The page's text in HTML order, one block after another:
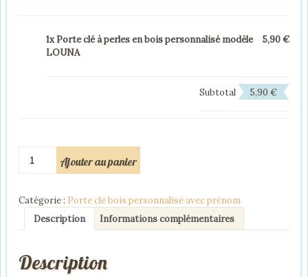
1x Porte clé à perles en bois personnalisé modèle
LOUNA
5,90 €
Subtotal 5,90 €
à
perles
en
personnalisé
modèle
Ajouter au panier
Catégorie : Porte clé bois personnalisé avec prénom
Description
Informations complémentaires
Description